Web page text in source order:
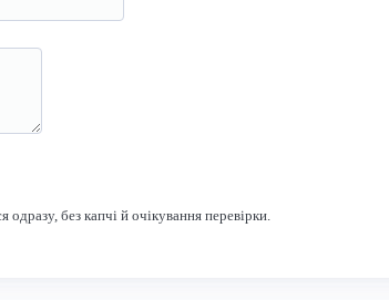
одразу, без капчі й очікування перевірки.